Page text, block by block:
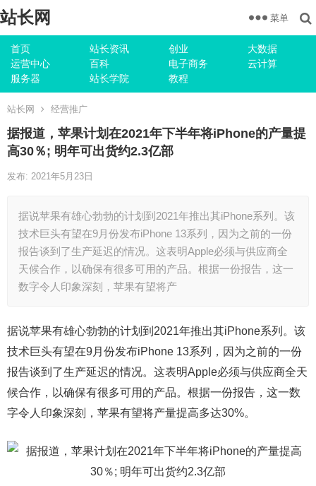
站长网
首页 站长资讯 创业
大数据
运营中心
百科 电子商务
云计算
服务器
站长学院 教程
菜单
站长网 经营推广
据报道，苹果计划在2021年下半年将iPhone的产量提
高30％; 明年可出货约2.3亿部
发布: 2021年5月23日
据说苹果有雄心勃勃的计划到2021年推出其iPhone系列。该
技术巨头有望在9月份发布iPhone 13系列，因为之前的一份
报告谈到了生产延迟的情况。这表明Apple必须与供应商全
天候合作，以确保有很多可用的产品。根据一份报告，这一
数字令人印象深刻，苹果有望将产
据说苹果有雄心勃勃的计划到2021年推出其iPhone系列。该
技术巨头有望在9月份发布iPhone 13系列，因为之前的一份
报告谈到了生产延迟的情况。这表明Apple必须与供应商全天
候合作，以确保有很多可用的产品。根据一份报告，这一数
字令人印象深刻，苹果有望将产量提高多达30%。